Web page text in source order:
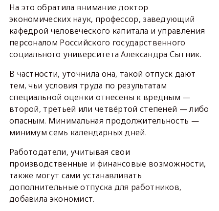
На это обратила внимание доктор
экономических наук, профессор, заведующий
кафедрой человеческого капитала и управления
персоналом Российского государственного
социального университета Александра Сытник.
В частности, уточнила она, такой отпуск дают
тем, чьи условия труда по результатам
специальной оценки отнесены к вредным —
второй, третьей или четвёртой степеней — либо
опасным. Минимальная продолжительность —
минимум семь календарных дней.
Работодатели, учитывая свои
производственные и финансовые возможности,
также могут сами устанавливать
дополнительные отпуска для работников,
добавила экономист.